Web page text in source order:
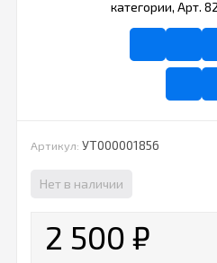
Артикул: УТ000001856
Нет в наличии
2 500 ₽